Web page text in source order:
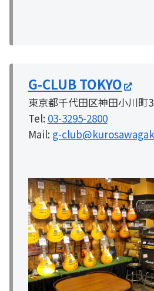
G-CLUB TOKYO
東京都千代田区神田小川町
Tel: 03-3295-2800
Mail: g-